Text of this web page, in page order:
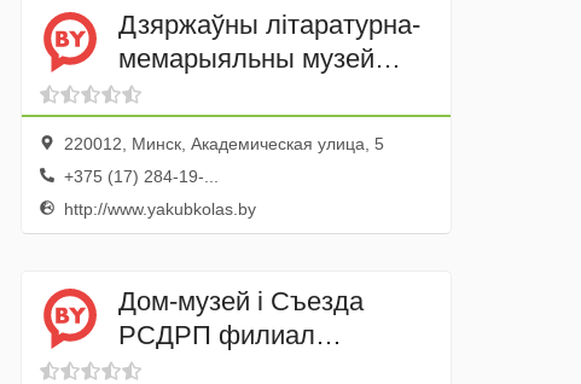
Дзяржаўны літаратурна-
мемарыяльны музей
Якуба Коласа
220012, Минск, Академическая улица, 5
+375 (17) 284-19-...
http://www.yakubkolas.by
Дом-музей i Съезда
РСДРП филиал
Национального